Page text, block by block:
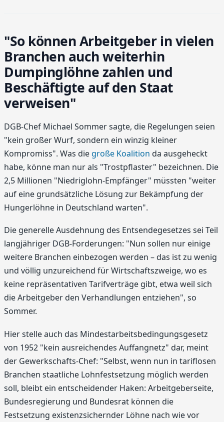
"So können Arbeitgeber in vielen
Branchen auch weiterhin
Dumpinglöhne zahlen und
Beschäftigte auf den Staat
verweisen"
DGB-Chef Michael Sommer sagte, die Regelungen seien
"kein großer Wurf, sondern ein winzig kleiner
Kompromiss". Was die große Koalition da ausgeheckt
habe, könne man nur als "Trostpflaster" bezeichnen. Die
2,5 Millionen "Niedriglohn-Empfänger" müssten "weiter
auf eine grundsätzliche Lösung zur Bekämpfung der
Hungerlöhne in Deutschland warten".
Die generelle Ausdehnung des Entsendegesetzes sei Teil
langjähriger DGB-Forderungen: "Nun sollen nur einige
weitere Branchen einbezogen werden – das ist zu wenig
und völlig unzureichend für Wirtschaftszweige, wo es
keine repräsentativen Tarifverträge gibt, etwa weil sich
die Arbeitgeber den Verhandlungen entziehen", so
Sommer.
Hier stelle auch das Mindestarbeitsbedingungsgesetz
von 1952 "kein ausreichendes Auffangnetz" dar, meint
der Gewerkschafts-Chef: "Selbst, wenn nun in tariflosen
Branchen staatliche Lohnfestsetzung möglich werden
soll, bleibt ein entscheidender Haken: Arbeitgeberseite,
Bundesregierung und Bundesrat können die
Festsetzung existenzsichernder Löhne nach wie vor